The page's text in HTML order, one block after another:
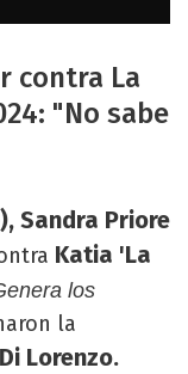
contra La
"No sabe
Sandra Priore
Katia 'La
los
la
Lorenzo.